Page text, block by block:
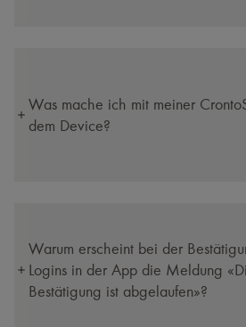
Was mache ich mit meiner
dem Device?
Warum erscheint bei der
Logins in der App die Meldung
Bestätigung ist abgelaufen»?